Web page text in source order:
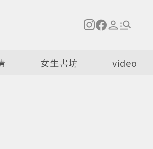
女生書坊 video